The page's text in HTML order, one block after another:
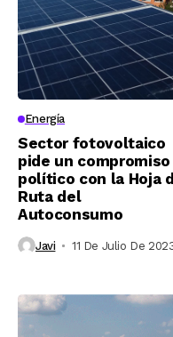
Energía
Sector fotovoltaico
pide un compromiso
político con la Hoja
Ruta del
Autoconsumo
Javi 11 De Julio De